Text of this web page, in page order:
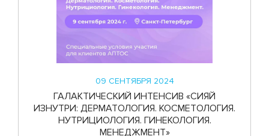
09 СЕНТЯБРЯ 2024
ГАЛАКТИЧЕСКИЙ ИНТЕНСИВ «СИЯЙ
ИЗНУТРИ: ДЕРМАТОЛОГИЯ. КОСМЕТОЛОГИЯ.
НУТРИЦИОЛОГИЯ. ГИНЕКОЛОГИЯ.
МЕНЕДЖМЕНТ»